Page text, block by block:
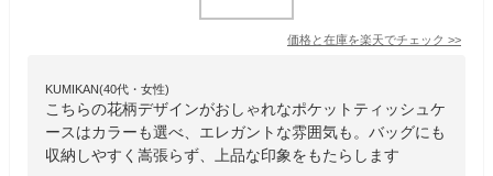
価格と在庫を楽天でチェック >>
KUMIKAN(40代・女性)
こちらの花柄デザインがおしゃれなポケットティッシュケ
ースはカラーも選べ、エレガントな雰囲気も。バッグにも
収納しやすく嵩張らず、上品な印象をもたらします